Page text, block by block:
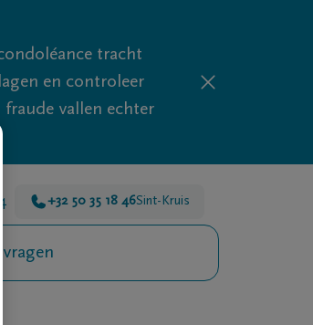
tracht
en controleer
vallen echter
+32 50 35 18 46Sint-Kruis
vragen